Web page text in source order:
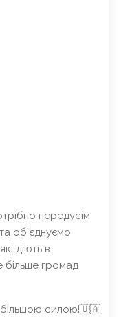
передусім
об’єднуємо
діють в
більше громад
більшою силою!🇺🇦